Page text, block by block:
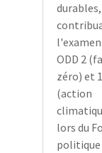
durables,
l'examen
ODD 2
zéro) et
(action
lors du
politique